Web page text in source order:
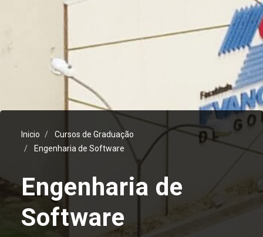
Inicio
Cursos de Graduação
Engenharia de Software
Engenharia de
Software